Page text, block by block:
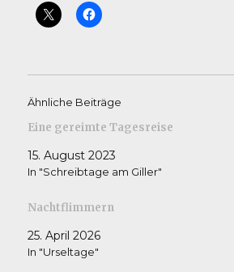
Ähnliche Beiträge
Eine gereimte Tagesreise
15. August 2023
In "Schreibtage am Giller"
Nachtflimmern
25. April 2026
In "Urseltage"